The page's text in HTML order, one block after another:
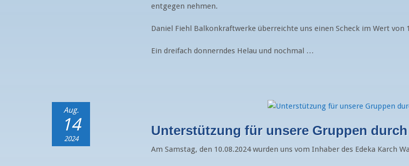
entgegen nehmen.
Daniel Fiehl Balkonkraftwerke überreichte uns einen Scheck im Wert von
Ein dreifach donnerndes Helau und nochmal …
Aug.
14
2024
Unterstützung für unsere Gruppen
Am Samstag, den 10.08.2024 wurden uns vom Inhaber des Edeka Karch